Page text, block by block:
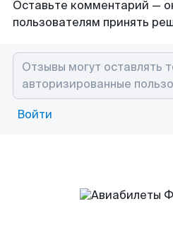
Оставьте комментарий —
пользователям принять
Войти